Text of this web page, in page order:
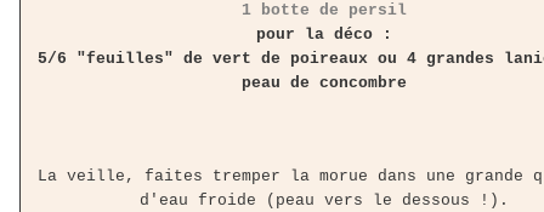
1 botte de persil
pour la déco :
5/6 "feuilles" de vert de poireaux ou 4 grandes
peau de concombre
La veille, faites tremper la morue dans une grande
d'eau froide (peau vers le dessous !).